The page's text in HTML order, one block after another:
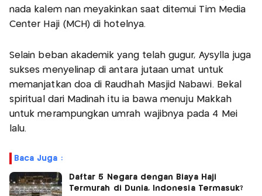
nada kalem nan meyakinkan saat ditemui Tim Media
Center Haji (MCH) di hotelnya.
Selain beban akademik yang telah gugur, Aysylla juga
sukses menyelinap di antara jutaan umat untuk
memanjatkan doa di Raudhah Masjid Nabawi. Bekal
spiritual dari Madinah itu ia bawa menuju Makkah
untuk merampungkan umrah wajibnya pada 4 Mei
lalu.
Baca Juga :
Daftar 5 Negara dengan Biaya Haji
Termurah di Dunia, Indonesia Termasuk?